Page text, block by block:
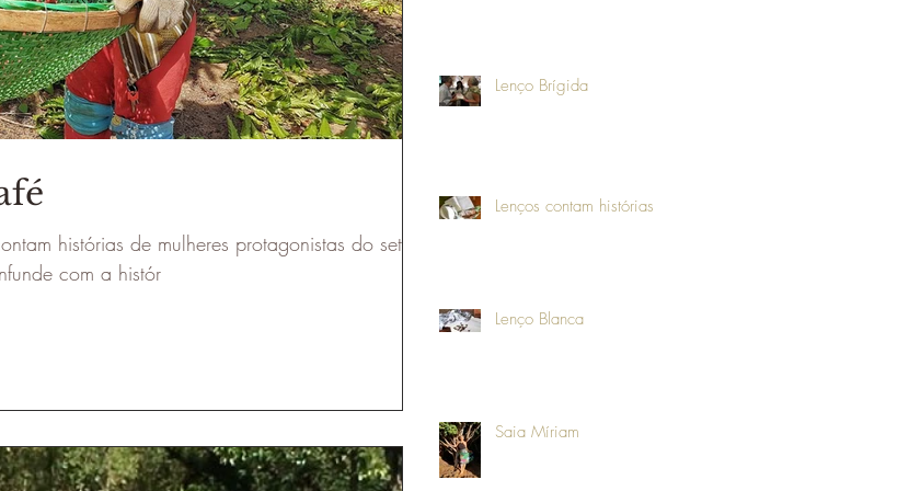
histórias de mulheres protagonistas do setor
com a histór
Lenço Brígida
Lenços contam histórias
Lenço Blanca
Saia Míriam